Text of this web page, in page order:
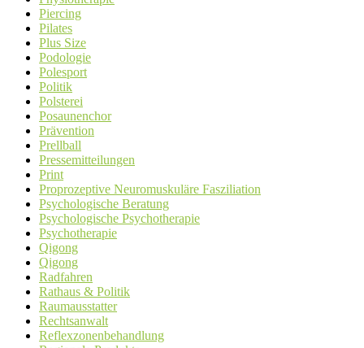
Piercing
Pilates
Plus Size
Podologie
Polesport
Politik
Polsterei
Posaunenchor
Prävention
Prellball
Pressemitteilungen
Print
Proprozeptive Neuromuskuläre Fasziliation
Psychologische Beratung
Psychologische Psychotherapie
Psychotherapie
Qigong
Qigong
Radfahren
Rathaus & Politik
Raumausstatter
Rechtsanwalt
Reflexzonenbehandlung